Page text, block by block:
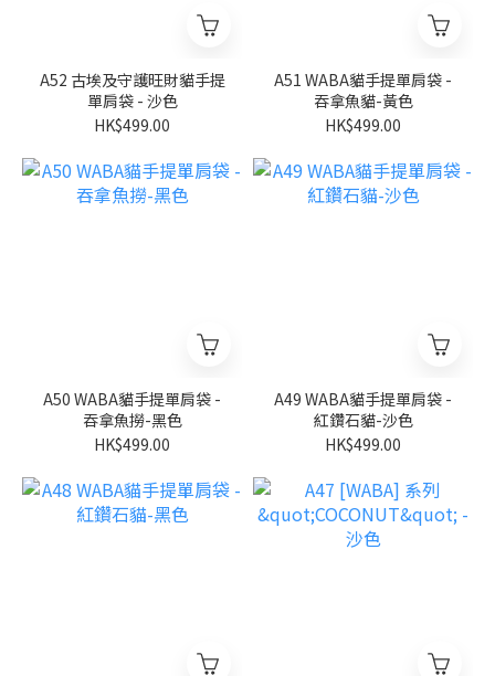
A52 古埃及守護旺財貓手提
單肩袋 - 沙色
HK$499.00
A51 WABA貓手提單肩袋 -
吞拿魚貓-黃色
HK$499.00
A50 WABA貓手提單肩袋 -
吞拿魚撈-黑色
HK$499.00
A49 WABA貓手提單肩袋 -
紅鑽石貓-沙色
HK$499.00